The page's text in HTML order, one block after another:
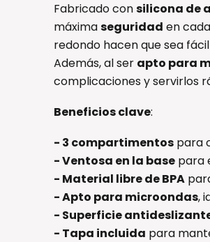
Fabricado consilicona de
máximaseguridad en
redondo hacen que sea
Además, al ser apto para
complicaciones y servirlos
Beneficios clave:
- 3 compartimentos para
- Ventosa en la base para
- Material libre de BPA
- Apto para microondas,
- Superficie
- Tapa incluida para